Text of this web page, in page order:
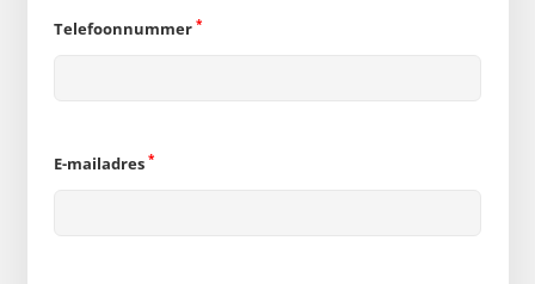
Telefoonnummer *
E-mailadres *